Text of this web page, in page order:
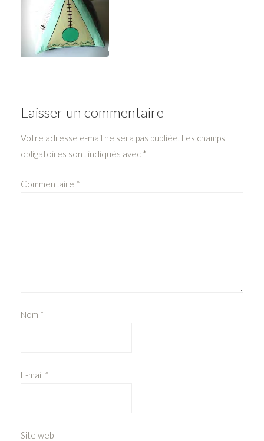
Laisser un commentaire
Votre adresse e-mail ne sera pas publiée. Les champs
obligatoires sont indiqués avec *
Commentaire *
Nom *
E-mail *
Site web